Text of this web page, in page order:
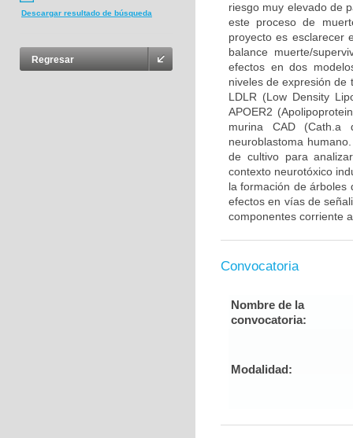
Descargar resultado de búsqueda
Regresar
riesgo muy elevado de
este proceso de
proyecto es esclarecer
balance muerte/
efectos en dos
niveles de expresión de
LDLR (Low Density
APOER2
murina CAD (Cath.a
neuroblastoma
de cultivo para
contexto neurotóxico
la formación de árboles
efectos en vías de
componentes corriente
Convocatoria
Nombre de la
convocatoria:
Modalidad: